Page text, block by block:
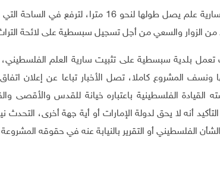
تصل شاحنة محملة بسارية علم يصل طولها لنحو 16
من الزوار والسعي من أجل تسجيل سبسطية على لائحة
تعمل بلدية سبسطية على تثبيت سارية العلم
ونسف المشروع كاملا، تصل الأخبار تباعا عن إعلان
القيادة الفلسطينية باعتباره خيانة للقدس والأقصى
أنه لا يحق لدولة الإمارات أو أية جهة أخرى،
الفلسطيني أو التقرير بالنيابة عنه في حقوقه